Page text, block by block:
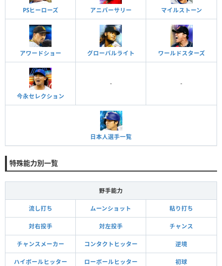
PSヒーローズ アニバーサリー マイルストーン
アワードショー グローバルライト ワールドスターズ
今永セレクション
- -
日本人選手一覧
特殊能力別一覧
野手能力
流し打ち ムーンショット 粘り打ち
対右投手 対左投手 チャンス
チャンスメーカー コンタクトヒッター 逆境
ハイボールヒッター ローボールヒッター 初球